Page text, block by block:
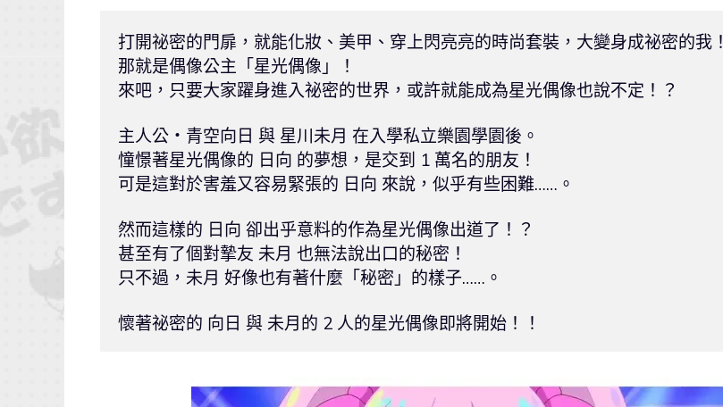
打開祕密的門扉，就能化妝、美甲、穿上閃亮亮的時尚套裝，大變身成祕密的我！
那就是偶像公主「星光偶像」！
來吧，只要大家躍身進入祕密的世界，或許就能成為星光偶像也說不定！？
主人公・青空向日 與 星川未月 在入學私立樂園學園後。
憧憬著星光偶像的 日向 的夢想，是交到 1 萬名的朋友！
可是這對於害羞又容易緊張的 日向 來說，似乎有些困難……。
然而這樣的 日向 卻出乎意料的作為星光偶像出道了！？
甚至有了個對摯友 未月 也無法說出口的秘密！
只不過，未月 好像也有著什麼「秘密」的樣子……。
懷著祕密的 向日 與 未月的 2 人的星光偶像即將開始！！